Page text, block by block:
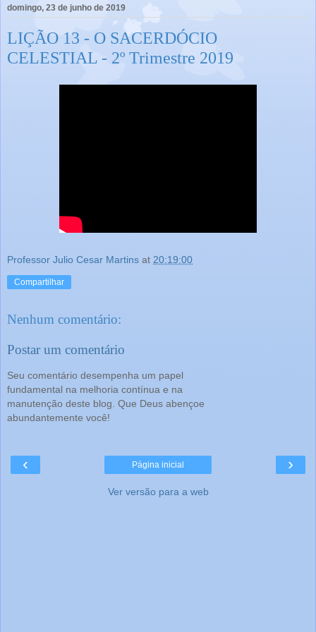
domingo, 23 de junho de 2019
LIÇÃO 13 - O SACERDÓCIO
CELESTIAL - 2º Trimestre 2019
Professor Julio Cesar Martins at 20:19:00
Compartilhar
Nenhum comentário:
Postar um comentário
Seu comentário desempenha um papel
fundamental na melhoria contínua e na
manutenção deste blog. Que Deus abençoe
abundantemente você!
‹ ›
Página inicial
Ver versão para a web